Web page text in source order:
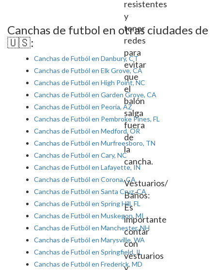
resistentes
y
tener
redes
para
evitar
que
el
balón
salga
fuera
de
la
cancha.
Vestuarios/
Baños:
Es
importante
contar
con
vestuarios
y
Canchas de futbol en otras ciudades de
🇺🇸:
Canchas de Futból en Danbury, CT
Canchas de Futból en Elk Grove, CA
Canchas de Futból en High Point, NC
Canchas de Futból en Garden Grove, CA
Canchas de Futból en Peoria, AZ
Canchas de Futból en Pembroke Pines, FL
Canchas de Futból en Medford, OR
Canchas de Futból en Murfreesboro, TN
Canchas de Futból en Cary, NC
Canchas de Futból en Lafayette, IN
Canchas de Futból en Corona, CA
Canchas de Futból en Santa Cruz, CA
Canchas de Futból en Spring Hill, FL
Canchas de Futból en Muskegon, MI
Canchas de Futból en Manchester, NH
Canchas de Futból en Marysville, WA
Canchas de Futból en Springfield, IL
Canchas de Futból en Frederick, MD